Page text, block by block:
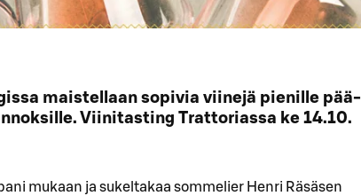
maistellaan sopivia viinejä pienille pää-
Viinitasting Trattoriassa ke 14.10.
mukaan ja sukeltakaa sommelier Henri Räsäsen